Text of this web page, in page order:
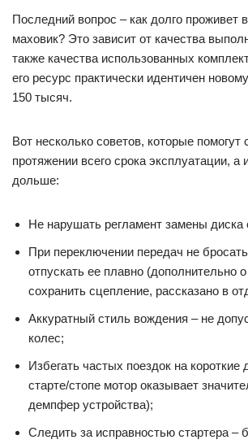
Последний вопрос – как долго проживет
маховик? Это зависит от качества
также качества использованных
его ресурс практически идентичен
150 тысяч.
Вот несколько советов, которые
протяжении всего срока эксплуатации, а
дольше:
Не нарушать регламент замены диска
При переключении передач не
отпускать ее плавно (дополнительно
сохранить сцепление, рассказано в
Аккуратный стиль вождения – не
колес;
Избегать частых поездок на короткие
старте/стопе мотор оказывает
демпфер устройства);
Следить за исправностью стартера –